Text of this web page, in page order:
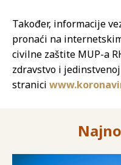
Također, informacije
pronaći na
civilne zaštite MUP-a
zdravstvo i
stranici